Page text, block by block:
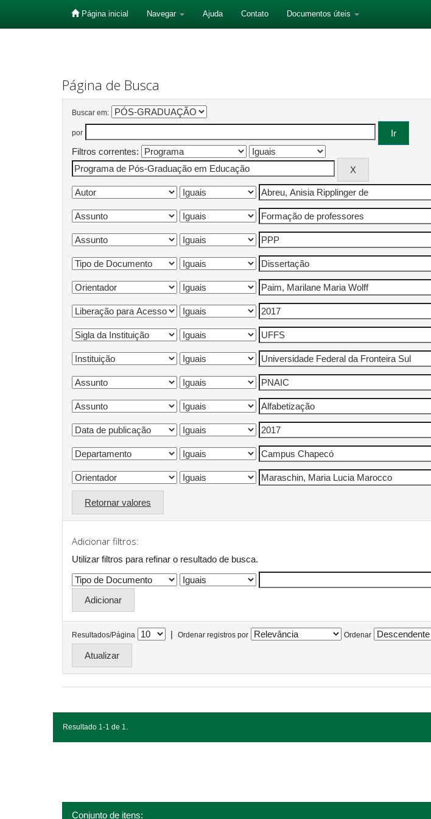
Página inicial Navegar Ajuda Contato Documentos úteis
Página de Busca
Buscar em:
por
Filtros correntes:
Retornar valores
Adicionar filtros:
Utilizar filtros para refinar o resultado de busca.
Resultados/Página | Ordenar registros por Ordenar
Resultado 1-1 de 1.
Conjunto de itens: